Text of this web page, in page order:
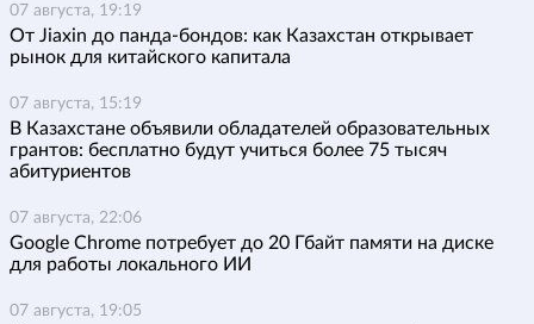
07 августа, 19:19
От Jiaxin до панда-бондов: как Казахстан открывает
рынок для китайского капитала
07 августа, 15:19
В Казахстане объявили обладателей образовательных
грантов: бесплатно будут учиться более 75 тысяч
абитуриентов
07 августа, 22:06
Google Chrome потребует до 20 Гбайт памяти на диске
для работы локального ИИ
07 августа, 19:05